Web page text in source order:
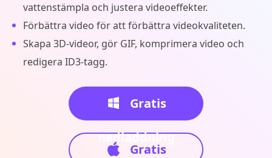
vattenstämpla och justera videoeffekter.
Förbättra video för att förbättra videokvaliteten.
Skapa 3D-videor, gör GIF, komprimera video och
redigera ID3-tagg.
Gratis
nedladdning
Gratis